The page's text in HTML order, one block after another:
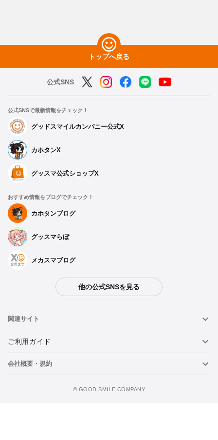
トップへ戻る
公式SNS
公式SNSで最新情報をチェック！
グッドスマイルカンパニー公式X
カホタンX
グッスマ公式ショップX
おすすめ情報をブログでチェック！
カホタンブログ
グッスマらぼ
メカスマブログ
他の公式SNSを見る
関連サイト
ねんどろいど
ねんどろいどフェイスメーカー
ご利用ガイド
重要なお知らせ
会社概要・規約
©️ GOOD SMILE COMPANY